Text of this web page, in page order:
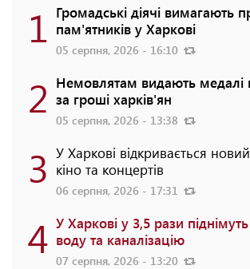
1 Громадські діячі вимагають
пам'ятників у Харкові
05 серпня, 2026 - 16:10
2 Немовлятам видають медалі
за гроші харків'ян
05 серпня, 2026 - 13:38
3 У Харкові відкривається
кіно та концертів
06 серпня, 2026 - 17:31
4 У Харкові у 3,5 рази
воду та каналізацію
07 серпня, 2026 - 13:20